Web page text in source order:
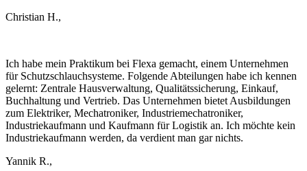
Christian H.,
Ich habe mein Praktikum bei Flexa gemacht, einem Unternehmen
für Schutzschlauchsysteme. Folgende Abteilungen habe ich kennen
gelernt: Zentrale Hausverwaltung, Qualitätssicherung, Einkauf,
Buchhaltung und Vertrieb. Das Unternehmen bietet Ausbildungen
zum Elektriker, Mechatroniker, Industriemechatroniker,
Industriekaufmann und Kaufmann für Logistik an. Ich möchte kein
Industriekaufmann werden, da verdient man gar nichts.
Yannik R.,